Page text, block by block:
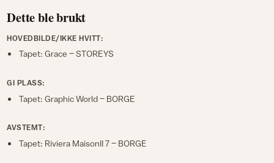
Dette ble brukt
HOVEDBILDE/IKKE HVITT:
Tapet: Grace – STOREYS
GI PLASS:
Tapet: Graphic World – BORGE
AVSTEMT:
Tapet: Riviera MaisonII 7 – BORGE